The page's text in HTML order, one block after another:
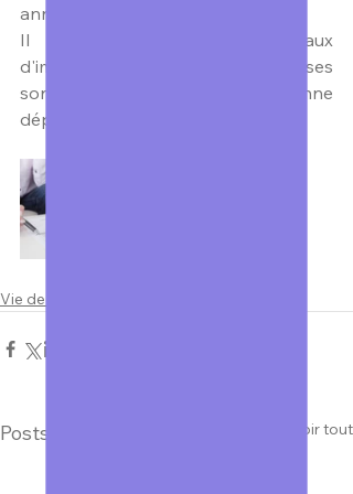
année consécutive.
Il est a noter que les taux
d'impositions de Savignac-les-Eglises
sont en dessous de la moyenne
départementale.
Vie de la Commune
Posts similaires Voir tout